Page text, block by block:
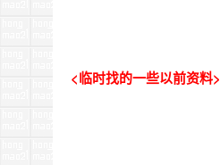
<临时找的一些以前资料>